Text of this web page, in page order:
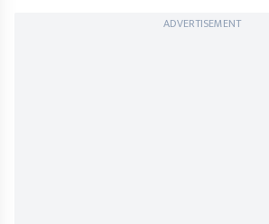
ADVERTISEMENT